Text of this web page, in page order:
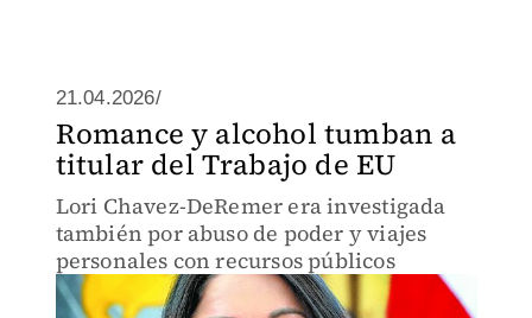
21.04.2026/
Romance y alcohol tumban a
titular del Trabajo de EU
Lori Chavez-DeRemer era investigada
también por abuso de poder y viajes
personales con recursos públicos